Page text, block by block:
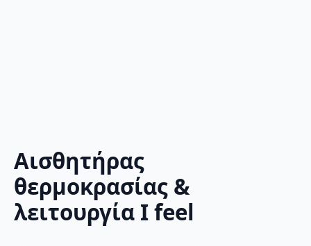
Αισθητήρας
θερμοκρασίας &
λειτουργία I feel